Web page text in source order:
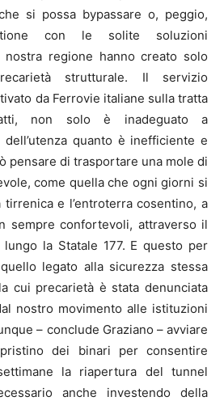
si possa bypassare o, peggio,
con le solite soluzioni
regione hanno creato solo
strutturale. Il servizio
da Ferrovie italiane sulla tratta
non solo è inadeguato a
quanto è inefficiente e
pensare di trasportare una mole di
come quella che ogni giorni si
e l’entroterra cosentino, a
sempre confortevoli, attraverso il
la Statale 177. E questo per
legato alla sicurezza stessa
cui precarietà è stata denunciata
nostro movimento alle istituzioni
– conclude Graziano – avviare
dei binari per consentire
la riapertura del tunnel
anche investendo della